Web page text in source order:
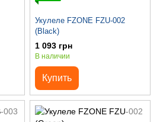
Укулеле FZONE FZU-002
(Black)
1 093 грн
В наличии
Купить